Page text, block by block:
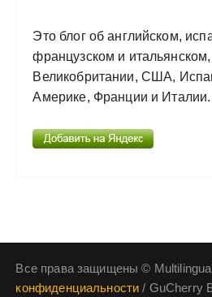
Это блог об английском,
французском и
Великобритании, США,
Америке, Франции и Италии.
Все права защищены ©
конфиденциальности / GuCherry